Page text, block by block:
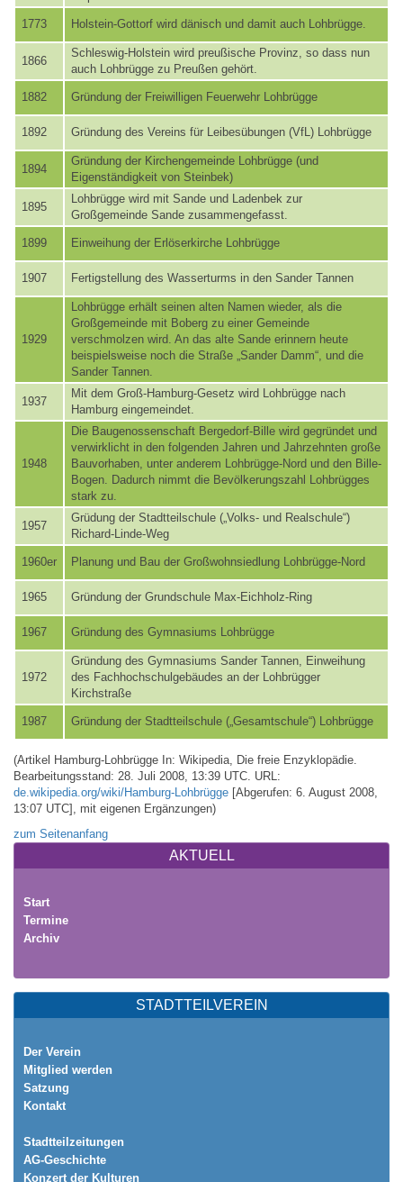
AKTUELL
Start
Termine
Archiv
STADTTEILVEREIN
Der Verein
Mitglied werden
Satzung
Kontakt
Stadtteilzeitungen
AG-Geschichte
Konzert der Kulturen
1773 Holstein-Gottorf wird dänisch und damit auch Lohbrügge.
1866
Schleswig-Holstein wird preußische Provinz, so dass nun
auch Lohbrügge zu Preußen gehört.
1882 Gründung der Freiwilligen Feuerwehr Lohbrügge
1892 Gründung des Vereins für Leibesübungen (VfL) Lohbrügge
1894
Gründung der Kirchengemeinde Lohbrügge (und
Eigenständigkeit von Steinbek)
1895
Lohbrügge wird mit Sande und Ladenbek zur
Großgemeinde Sande zusammengefasst.
1899 Einweihung der Erlöserkirche Lohbrügge
1907 Fertigstellung des Wasserturms in den Sander Tannen
1929
Lohbrügge erhält seinen alten Namen wieder, als die
Großgemeinde mit Boberg zu einer Gemeinde
verschmolzen wird. An das alte Sande erinnern heute
beispielsweise noch die Straße „Sander Damm“, und die
Sander Tannen.
1937
Mit dem Groß-Hamburg-Gesetz wird Lohbrügge nach
Hamburg eingemeindet.
1948
Die Baugenossenschaft Bergedorf-Bille wird gegründet und
verwirklicht in den folgenden Jahren und Jahrzehnten große
Bauvorhaben, unter anderem Lohbrügge-Nord und den Bille-
Bogen. Dadurch nimmt die Bevölkerungszahl Lohbrügges
stark zu.
1957
Grüdung der Stadtteilschule („Volks- und Realschule“)
Richard-Linde-Weg
1960er Planung und Bau der Großwohnsiedlung Lohbrügge-Nord
1965 Gründung der Grundschule Max-Eichholz-Ring
1967 Gründung des Gymnasiums Lohbrügge
1972
Gründung des Gymnasiums Sander Tannen, Einweihung
des Fachhochschulgebäudes an der Lohbrügger
Kirchstraße
1987 Gründung der Stadtteilschule („Gesamtschule“) Lohbrügge
(Artikel Hamburg-Lohbrügge In: Wikipedia, Die freie Enzyklopädie.
Bearbeitungsstand: 28. Juli 2008, 13:39 UTC. URL:
de.wikipedia.org/wiki/Hamburg-Lohbrügge [Abgerufen: 6. August 2008,
13:07 UTC], mit eigenen Ergänzungen)
zum Seitenanfang